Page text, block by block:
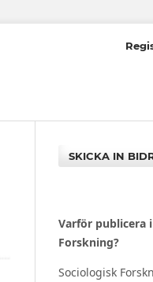
SKICKA IN
Varför publicera
Forskning?
Sociologisk